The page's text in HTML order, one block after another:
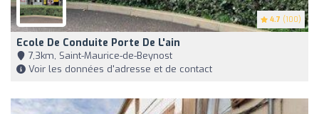
4.7 (100)
Ecole De Conduite Porte De L'ain
7,3km, Saint-Maurice-de-Beynost
Voir les données d'adresse et de contact